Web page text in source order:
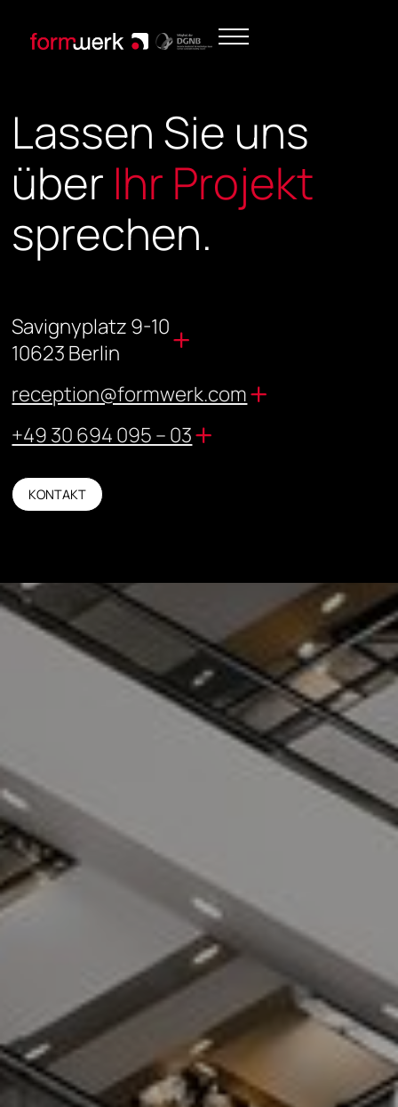
Lassen Sie uns
über Ihr Projekt
sprechen.
Savignyplatz 9-10
10623 Berlin
reception@formwerk.com
+49 30 694 095 – 03
KONTAKT